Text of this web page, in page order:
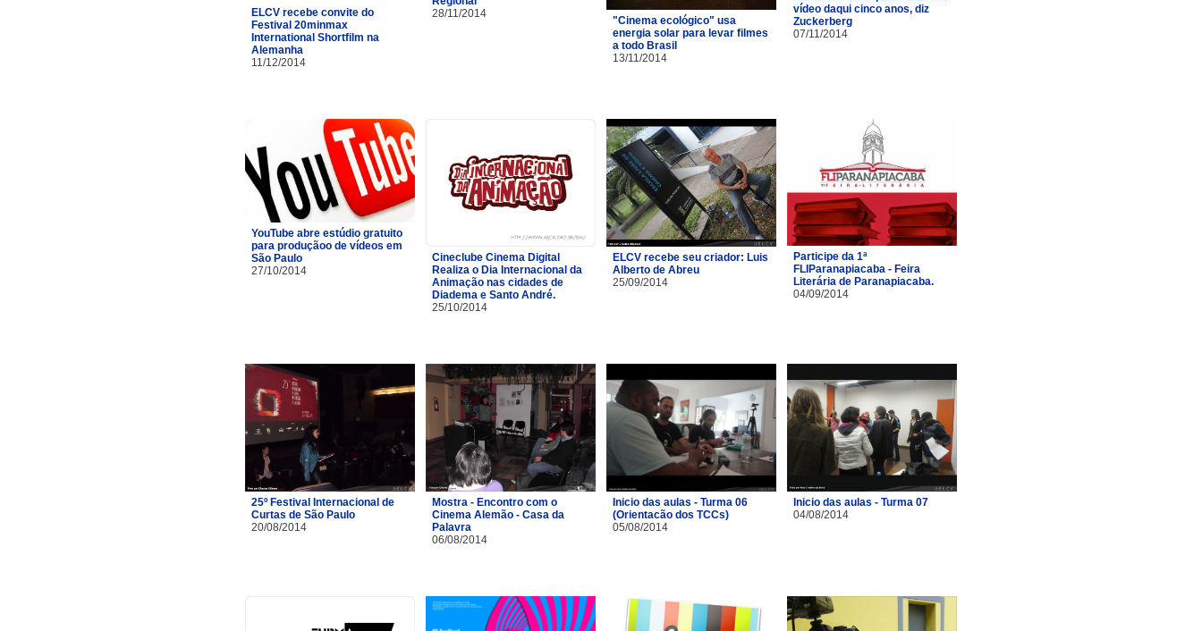
ELCV recebe convite do
Festival 20minmax
International Shortfilm na
Alemanha
11/12/2014
28/11/2014
"Cinema ecológico" usa
energia solar para levar filmes
a todo Brasil
13/11/2014
vídeo daqui cinco anos, diz
Zuckerberg
07/11/2014
YouTube abre estúdio gratuito
para produçãoo de vídeos em
São Paulo
27/10/2014
Cineclube Cinema Digital
Realiza o Dia Internacional da
Animação nas cidades de
Diadema e Santo André.
25/10/2014
ELCV recebe seu criador: Luis
Alberto de Abreu
25/09/2014
Participe da 1ª
FLIParanapiacaba - Feira
Literária de Paranapiacaba.
04/09/2014
25º Festival Internacional de
Curtas de São Paulo
20/08/2014
Mostra - Encontro com o
Cinema Alemão - Casa da
Palavra
06/08/2014
Inicio das aulas - Turma 06
(Orientacão dos TCCs)
05/08/2014
Inicio das aulas - Turma 07
04/08/2014